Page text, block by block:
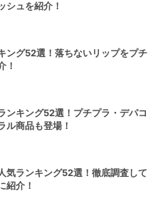
シュを紹介！
ング52選！落ちないリップをプチ
！
ンキング52選！プチプラ・デパコ
ル商品も登場！
気ランキング52選！徹底調査して
紹介！